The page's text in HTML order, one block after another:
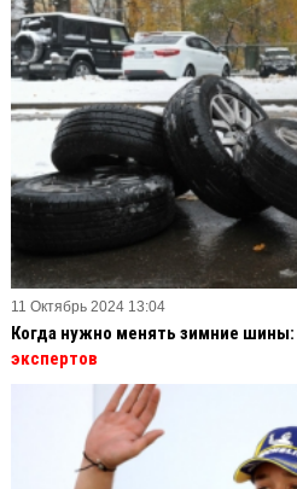
11 Октябрь 2024 13:04
Когда нужно менять зимние шины:
экспертов